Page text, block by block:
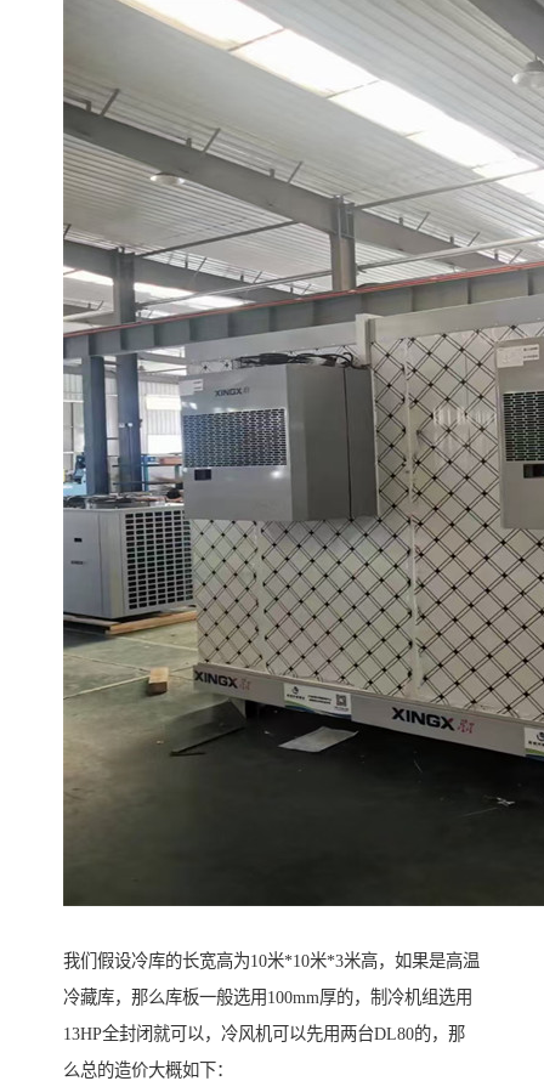
我们假设冷库的长宽高为10米*10米*3米高，如果是高温
冷藏库，那么库板一般选用100mm厚的，制冷机组选用
13HP全封闭就可以，冷风机可以先用两台DL80的，那
么总的造价大概如下：